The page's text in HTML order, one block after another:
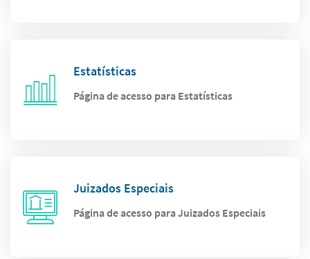
Estatísticas
Página de acesso para Estatísticas
Juizados Especiais
Página de acesso para Juizados Especiais